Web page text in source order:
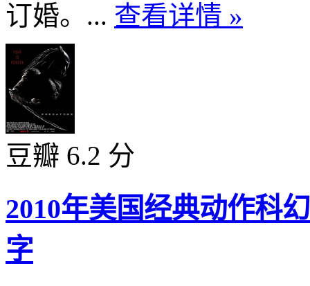
订婚。... 查看详情 »
豆瓣 6.2 分
2010年美国经典动作科
字